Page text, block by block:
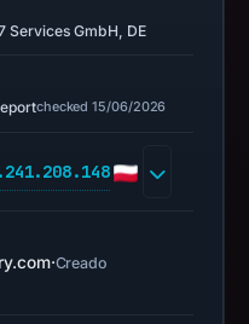
Services GmbH, DE
checked 15/06/2026
·Creado